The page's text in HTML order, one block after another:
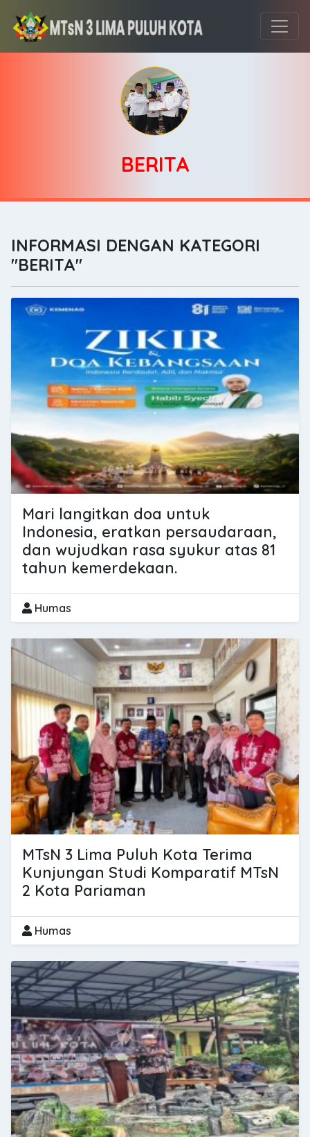
BERITA
INFORMASI DENGAN KATEGORI
"BERITA"
Mari langitkan doa untuk
Indonesia, eratkan persaudaraan,
dan wujudkan rasa syukur atas 81
tahun kemerdekaan.
Humas
MTsN 3 Lima Puluh Kota Terima
Kunjungan Studi Komparatif MTsN
2 Kota Pariaman
Humas